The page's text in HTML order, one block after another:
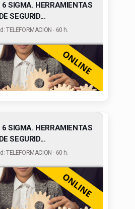
SIGMA. HERRAMIENTAS
DE SEGURID...
TELEFORMACION - 60 h.
SIGMA. HERRAMIENTAS
DE SEGURID...
TELEFORMACION - 60 h.